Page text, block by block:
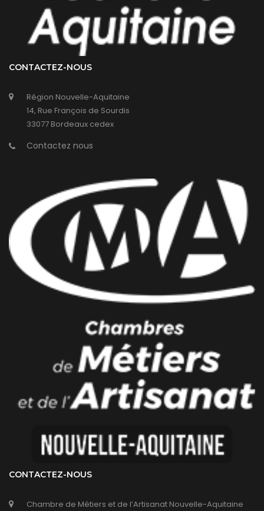
CONTACTEZ-NOUS
Région Nouvelle-Aquitaine
14, Rue François de Sourdis
33077 Bordeaux cedex
Contactez nous
CONTACTEZ-NOUS
Chambre de Métiers et de l’Artisanat Nouvelle-Aquitaine